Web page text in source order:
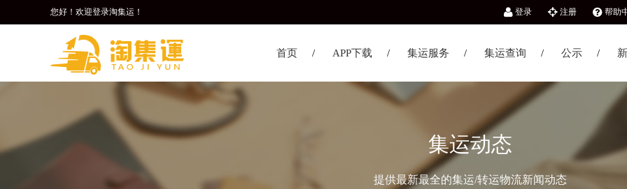
您好！欢迎登录淘集运！ 登录 注册 帮助
首页 APP下载 集运服务 集运查询 公示
集运动态
提供最新最全的集运/转运物流新闻动态